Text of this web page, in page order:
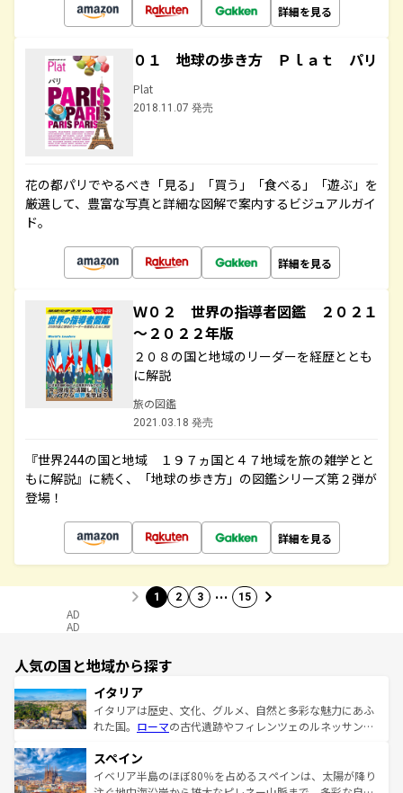
詳細を見る
０１ 地球の歩き方 Ｐｌａｔ パリ
Plat
2018.11.07 発売
花の都パリでやるべき「見る」「買う」「食べる」「遊ぶ」を
厳選して、豊富な写真と詳細な図解で案内するビジュアルガイ
ド。
詳細を見る
Ｗ０２ 世界の指導者図鑑 ２０２１
～２０２２年版
２０８の国と地域のリーダーを経歴ととも
に解説
旅の図鑑
2021.03.18 発売
『世界244の国と地域 １９７ヵ国と４７地域を旅の雑学とと
もに解説』に続く、「地球の歩き方」の図鑑シリーズ第２弾が
登場！
詳細を見る
1 2 3 … 15
AD
AD
人気の国と地域から探す
イタリア
イタリアは歴史、文化、グルメ、自然と多彩な魅力にあふ
れた国。 ローマの古代遺跡やフィレンツェのルネッサンス
ろん、トスカーナの美しい田園風景やアマルフィ海岸の絶
景など、自然景観も見逃せない。観光の合間には、本場の
スペイン
イベリア半島のほぼ80％を占めるスペインは、太陽が降り